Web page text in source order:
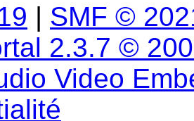
| SMF ©
2.3.7 ©
Video